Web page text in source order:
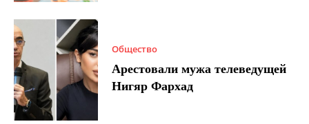
Общество
Арестовали мужа телеведущей
Нигяр Фархад